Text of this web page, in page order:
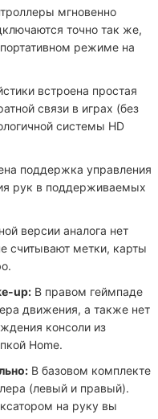
мгновенно
точно так же,
режиме на
встроена простая
связи в играх (без
системы HD
поддержка управления
рук в поддерживаемых
версии аналога нет
считывают метки, карты
up: В правом геймпаде
движения, а также нет
консоли из
Home.
В базовом комплекте
(левый и правый).
на руку вы